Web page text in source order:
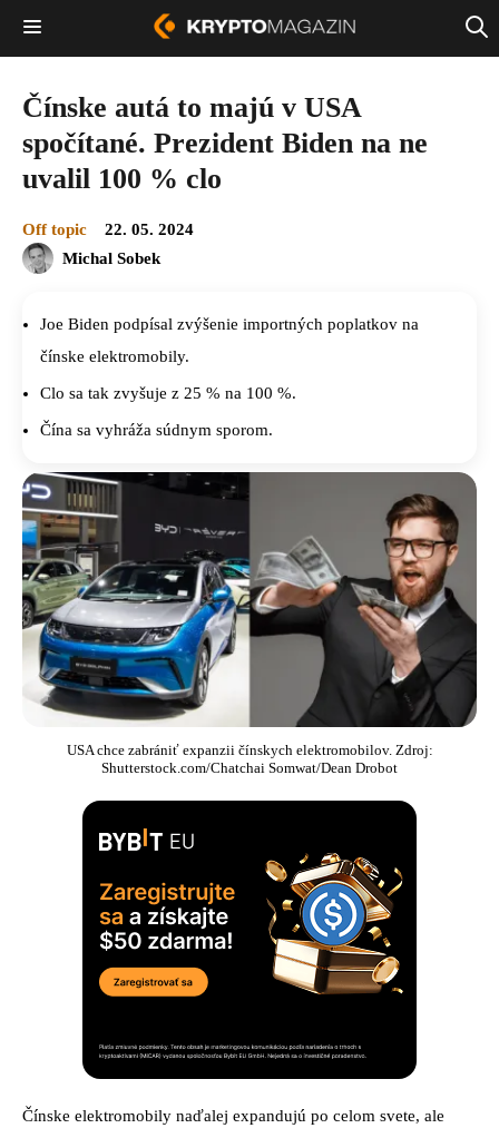
Čínske autá to majú v USA
spočítané. Prezident Biden na ne
uvalil 100 % clo
Off topic
22. 05. 2024
Michal Sobek
Joe Biden podpísal zvýšenie importných poplatkov na
čínske elektromobily.
Clo sa tak zvyšuje z 25 % na 100 %.
Čína sa vyhráža súdnym sporom.
USA chce zabrániť expanzii čínskych elektromobilov. Zdroj:
Shutterstock.com/Chatchai Somwat/Dean Drobot
Čínske elektromobily naďalej expandujú po celom svete, ale